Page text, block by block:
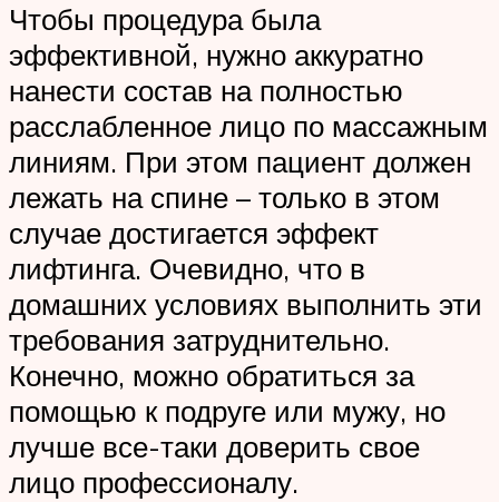
Чтобы процедура была
эффективной, нужно аккуратно
нанести состав на полностью
расслабленное лицо по массажным
линиям. При этом пациент должен
лежать на спине – только в этом
случае достигается эффект
лифтинга. Очевидно, что в
домашних условиях выполнить эти
требования затруднительно.
Конечно, можно обратиться за
помощью к подруге или мужу, но
лучше все-таки доверить свое
лицо профессионалу.